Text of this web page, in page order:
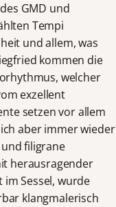
GMD und
Tempi
und allem, was
kommen die
welcher
exzellent
setzen vor allem
aber immer wieder
filigrane
herausragender
Sessel, wurde
klangmalerisch